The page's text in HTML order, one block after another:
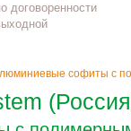
договоренности
софиты с